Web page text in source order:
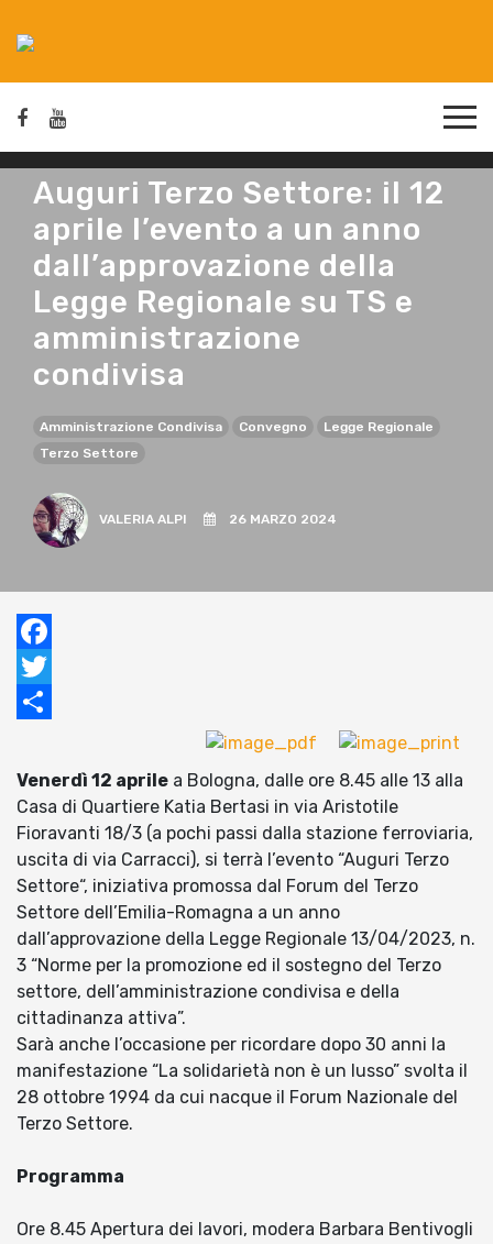
Auguri Terzo Settore: il 12
aprile l’evento a un anno
dall’approvazione della
Legge Regionale su TS e
amministrazione
condivisa
Amministrazione Condivisa Convegno
Legge Regionale
Terzo Settore
VALERIA ALPI 26 MARZO 2024
Facebook
Twitter
Venerdì 12 aprile a Bologna, dalle ore 8.45 alle 13 alla
Casa di Quartiere Katia Bertasi in via Aristotile
Fioravanti 18/3 (a pochi passi dalla stazione ferroviaria,
uscita di via Carracci), si terrà l’evento “Auguri Terzo
Settore“, iniziativa promossa dal Forum del Terzo
Settore dell’Emilia-Romagna a un anno
dall’approvazione della Legge Regionale 13/04/2023, n.
3 “Norme per la promozione ed il sostegno del Terzo
settore, dell’amministrazione condivisa e della
cittadinanza attiva”.
Sarà anche l’occasione per ricordare dopo 30 anni la
manifestazione “La solidarietà non è un lusso” svolta il
28 ottobre 1994 da cui nacque il Forum Nazionale del
Terzo Settore.
Programma
Ore 8.45 Apertura dei lavori, modera Barbara Bentivogli